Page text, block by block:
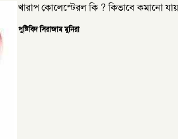
খারাপ কোলেস্টেরল কি ? কিভাবে কমানো
পুষ্টিবিদ সিরাজাম মুনিরা